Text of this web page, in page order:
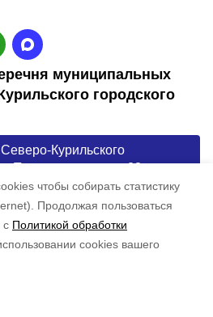
чтобы собирать статистику
Продолжая пользоваться
с Политикой обработки
cookies вашего
муниципальных
городского
Курильского
Постановление от 23 июля
4 пользователей